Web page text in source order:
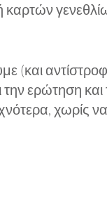
(και
ερώτηση και
χωρίς